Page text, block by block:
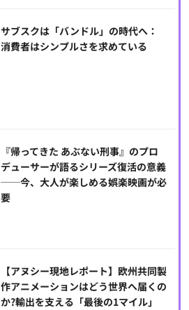
サブスクは「バンドル」の時代へ：
消費者はシンプルさを求めている
『帰ってきた あぶない刑事』のプロ
デューサーが語るシリーズ復活の意義
──今、大人が楽しめる娯楽映画が必
要
【アヌシー現地レポート】欧州共同製
作アニメーションはどう世界へ届くの
か?輸出を支える「最後の1マイル」